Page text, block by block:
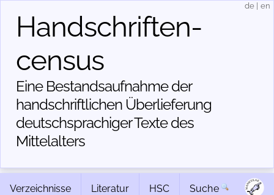
Handschriften­
census
Eine Bestandsaufnahme der
handschriftlichen Über­lieferung
deutschsprachiger Texte des
Mittelalters
de en
Verzeichnisse Literatur HSC Suche